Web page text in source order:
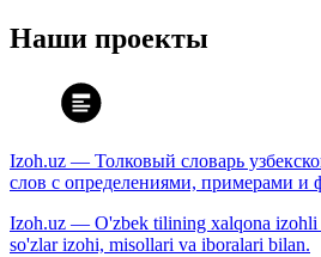
Наши проекты
Izoh.uz — Толковый словарь
слов с определениями, примерами и
Izoh.uz — O'zbek tilining xalqona izohli
so'zlar izohi, misollari va iboralari bilan.